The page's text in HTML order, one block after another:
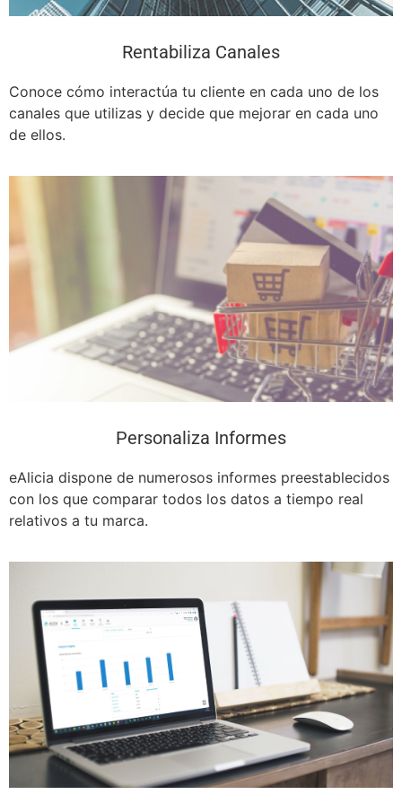
Rentabiliza Canales
Conoce cómo interactúa tu cliente en cada uno de los
canales que utilizas y decide que mejorar en cada uno
de ellos.
Personaliza Informes
eAlicia dispone de numerosos informes preestablecidos
con los que comparar todos los datos a tiempo real
relativos a tu marca.